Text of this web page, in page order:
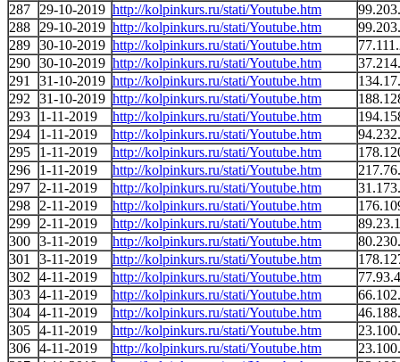
287
29-10-2019 http://kolpinkurs.ru/stati/Youtube.htm
288
29-10-2019 http://kolpinkurs.ru/stati/Youtube.htm
289 30-10-2019 http://kolpinkurs.ru/stati/Youtube.htm
290 30-10-2019 http://kolpinkurs.ru/stati/Youtube.htm
291
31-10-2019 http://kolpinkurs.ru/stati/Youtube.htm
292
31-10-2019 http://kolpinkurs.ru/stati/Youtube.htm
293
1-11-2019 http://kolpinkurs.ru/stati/Youtube.htm
294
1-11-2019 http://kolpinkurs.ru/stati/Youtube.htm
295
1-11-2019 http://kolpinkurs.ru/stati/Youtube.htm
296
1-11-2019 http://kolpinkurs.ru/stati/Youtube.htm
297
2-11-2019 http://kolpinkurs.ru/stati/Youtube.htm
298
2-11-2019 http://kolpinkurs.ru/stati/Youtube.htm
299
2-11-2019 http://kolpinkurs.ru/stati/Youtube.htm
300 3-11-2019 http://kolpinkurs.ru/stati/Youtube.htm
301
3-11-2019 http://kolpinkurs.ru/stati/Youtube.htm
302
4-11-2019 http://kolpinkurs.ru/stati/Youtube.htm
303 4-11-2019 http://kolpinkurs.ru/stati/Youtube.htm
304 4-11-2019 http://kolpinkurs.ru/stati/Youtube.htm
305 4-11-2019 http://kolpinkurs.ru/stati/Youtube.htm
306 4-11-2019 http://kolpinkurs.ru/stati/Youtube.htm